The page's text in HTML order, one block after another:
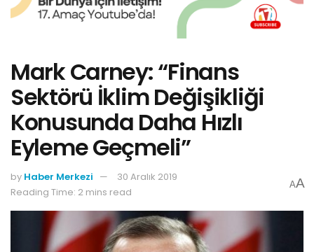
Mark Carney: “Finans
Sektörü İklim Değişikliği
Konusunda Daha Hızlı
Eyleme Geçmeli”
by Haber Merkezi
30 Aralık 2019
Reading Time: 2 mins read
AA